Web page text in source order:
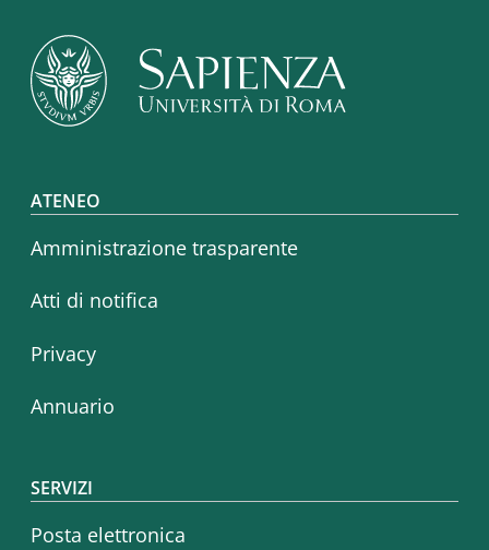
Footer menu
ATENEO
Amministrazione trasparente
Atti di notifica
Privacy
Annuario
SERVIZI
Posta elettronica